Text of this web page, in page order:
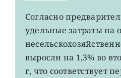
Согласно
удельные затраты на
выросли на 1,3% во
г, что соответствует